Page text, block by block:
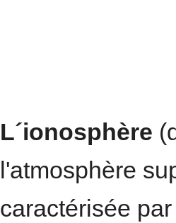
L´ionosphère
l'atmosphère
caractérisée